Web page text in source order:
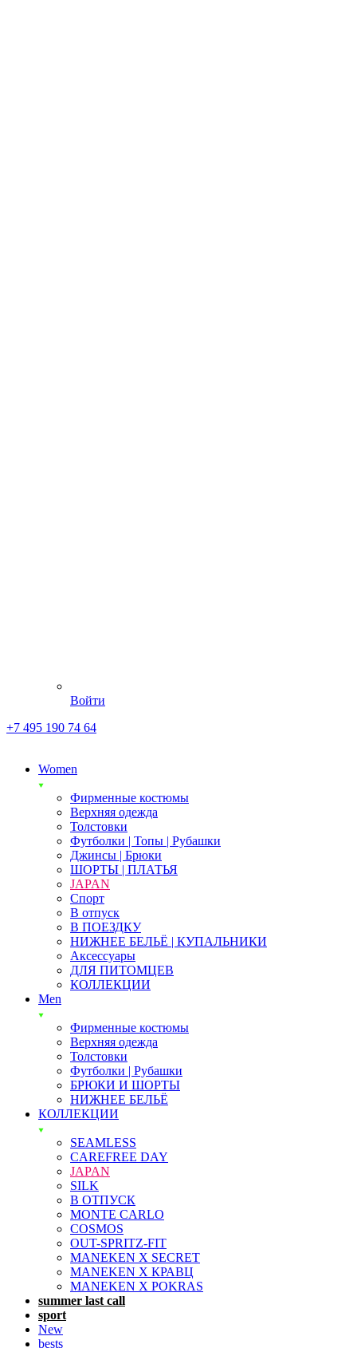
Войти
+7 495 190 74 64
Women
Фирменные костюмы
Верхняя одежда
Толстовки
Футболки | Топы | Рубашки
Джинсы | Брюки
ШОРТЫ | ПЛАТЬЯ
JAPAN
Спорт
В отпуск
В ПОЕЗДКУ
НИЖНЕЕ БЕЛЬЁ | КУПАЛЬНИКИ
Аксессуары
ДЛЯ ПИТОМЦЕВ
КОЛЛЕКЦИИ
Men
Фирменные костюмы
Верхняя одежда
Толстовки
Футболки | Рубашки
БРЮКИ И ШОРТЫ
НИЖНЕЕ БЕЛЬЁ
КОЛЛЕКЦИИ
SEAMLESS
CAREFREE DAY
JAPAN
SILK
В ОТПУСК
MONTE CARLO
COSMOS
OUT-SPRITZ-FIT
MANEKEN X SECRET
MANEKEN X КРАВЦ
MANEKEN X POKRAS
summer last call
sport
New
bests